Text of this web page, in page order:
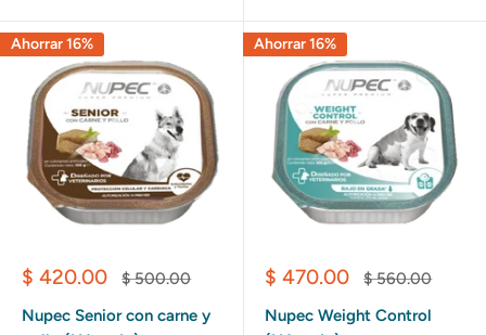
Ahorrar 16%
Precio
venta
$ 420.00
Precio
$ 500.00
Nupec Senior con carne y
Ahorrar 16%
Precio
venta
$ 470.00
Precio
$ 560.00
Nupec Weight Control